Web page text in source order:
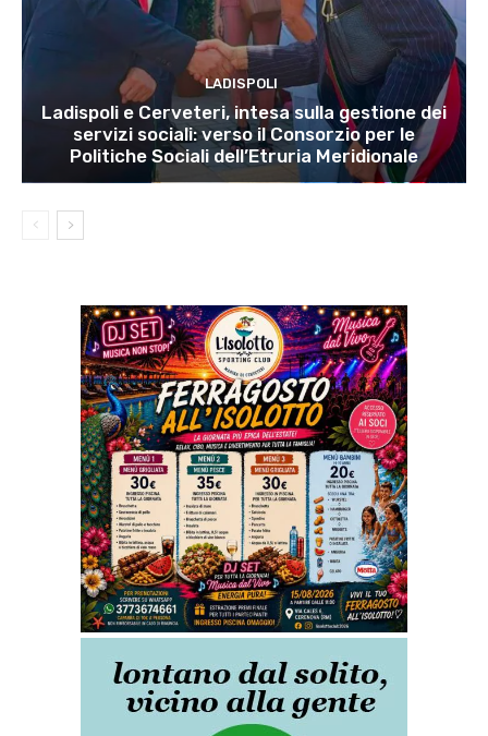
LADISPOLI
Ladispoli e Cerveteri, intesa sulla gestione dei
servizi sociali: verso il Consorzio per le
Politiche Sociali dell’Etruria Meridionale